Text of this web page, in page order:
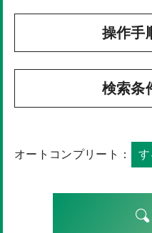
操作手
検索条
オートコンプリート： す